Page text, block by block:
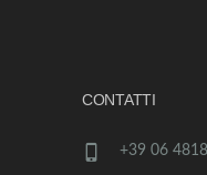
CONTATTI
+39 06